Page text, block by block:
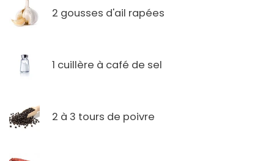
2 gousses d'ail rapées
1 cuillère à café de sel
2 à 3 tours de poivre